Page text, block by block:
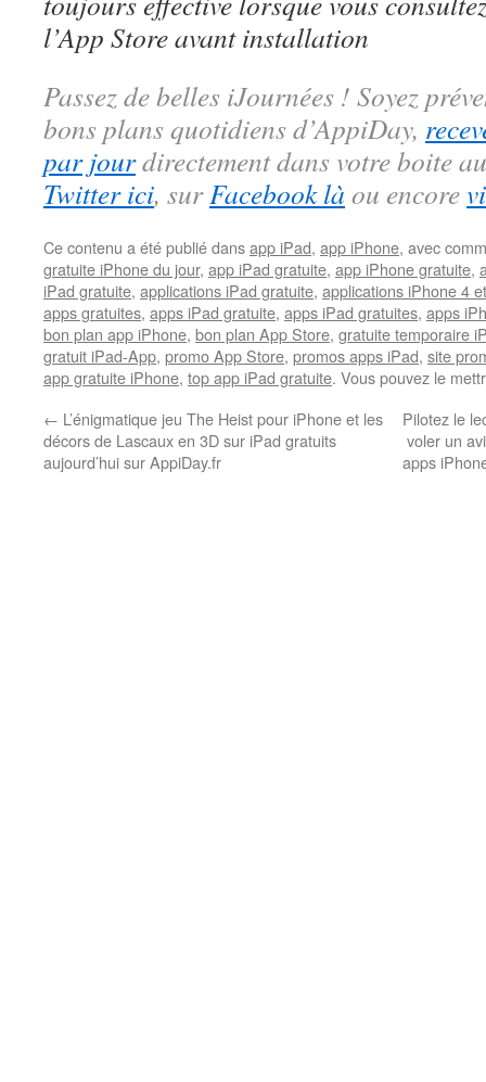
l’App Store avant installation
Passez de belles iJournées ! Soyez
bons plans quotidiens d’AppiDay,
par jourdirectement dans votre boite
Twitter ici, surFacebook là ou encore
Ce contenu a été publié dansapp iPad, app iPhone, avec
gratuite iPhone du jour, app iPad gratuite, app iPhone gratuite,
iPad gratuite, applications iPad gratuite, applications iPhone 4
apps gratuites, apps iPad gratuite, apps iPad gratuites, apps
bon plan app iPhone, bon plan App Store, gratuite temporaire
gratuit iPad-App, promo App Store, promos apps iPad, site
app gratuite iPhone, top app iPad gratuite. Vous pouvez le
← L’énigmatique jeu The Heist pour iPhone et les
décors de Lascaux en 3D sur iPad gratuits
aujourd’hui sur AppiDay.fr
Pilotez le
voler un
apps